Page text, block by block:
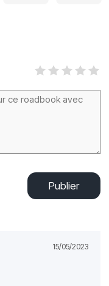
Publier
15/05/2023